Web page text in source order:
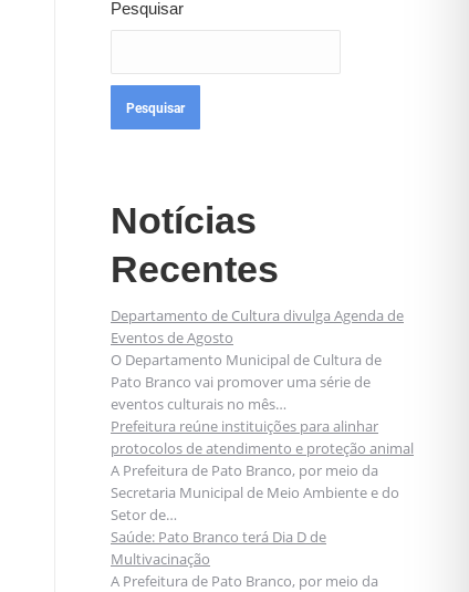
Pesquisar
Pesquisar
Notícias
Recentes
Departamento de Cultura divulga Agenda de
Eventos de Agosto
O Departamento Municipal de Cultura de
Pato Branco vai promover uma série de
eventos culturais no mês…
Prefeitura reúne instituições para alinhar
protocolos de atendimento e proteção animal
A Prefeitura de Pato Branco, por meio da
Secretaria Municipal de Meio Ambiente e do
Setor de…
Saúde: Pato Branco terá Dia D de
Multivacinação
A Prefeitura de Pato Branco, por meio da